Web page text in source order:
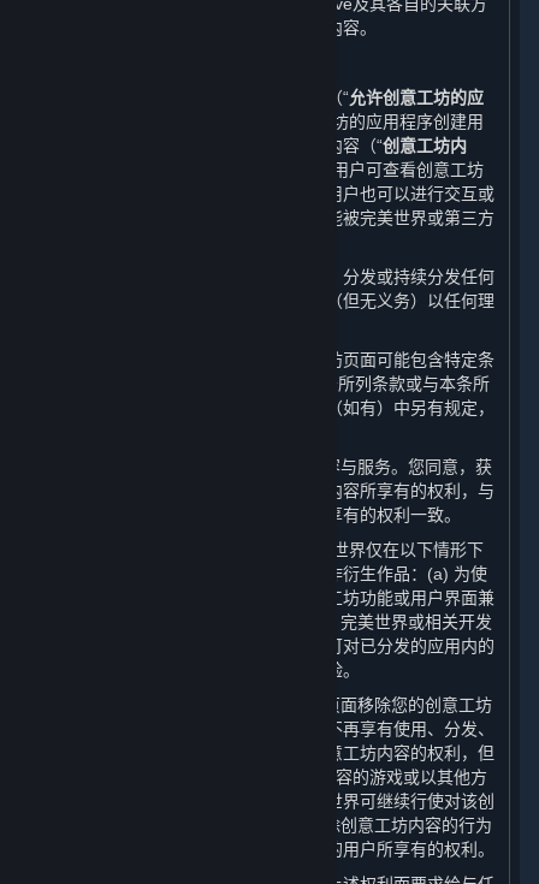
或许可方不利的或影响其他用户权益的内容。
蒸汽平台上提供的一些游戏或应用程序（“允许创意工坊的应
”）允许您基于或使用允许创意工坊的应用程序创建用
户生成内容，并允许您将该等用户生成内容（“创意工坊内
”）提交至蒸汽平台的创意工坊页面。用户可查看创意工坊
内容，对于某些类别的创意工坊内容，用户也可以进行交互或
下载。某些情形下，创意工坊内容也可能被完美世界或第三方
您理解并同意，完美世界并无义务使用、分发或持续分发任何
创意工坊内容的副本，且完美世界有权（但无义务）以任何理
一些允许创意工坊的应用程序或创意工坊页面可能包含特定条
”），以补充本条所列条款或与本条所
列条款不一致。除非应用程序特定条款（如有）中另有规定，
（1） 创意工坊内容属于蒸汽平台的内容与服务。您同意，获
取您创意工坊内容的用户对您创意工坊内容所享有的权利，与
本协议规定的用户对其他内容与服务所享有的权利一致。
（2） 尽管有第6.A条所述的许可，完美世界仅在以下情形下
有权对您的创意工坊内容进行修改或创作衍生作品：(a) 为使
得您的创意工坊内容与蒸汽平台及创意工坊功能或用户界面兼
容，完美世界可进行必要修改；以及 (b) 完美世界或相关开发
方可在其认为有必要或适当的情况下，可对已分发的应用内的
创意工坊内容进行修改，以增强游戏体验。
（3） 您可以自行决定从相关创意工坊页面移除您的创意工坊
内容。如果您选择这样做，完美世界将不再享有使用、分发、
传输、传播、公开展示或公开表演该创意工坊内容的权利，但
是：(a) 对于已分发的含有该创意工坊内容的游戏或以其他方
式在游戏中使用的创意工坊内容，完美世界可继续行使对该创
意工坊内容享有的权利；并且 (b) 您移除创意工坊内容的行为
并不影响已获取该等创意工坊内容副本的用户所享有的权利。